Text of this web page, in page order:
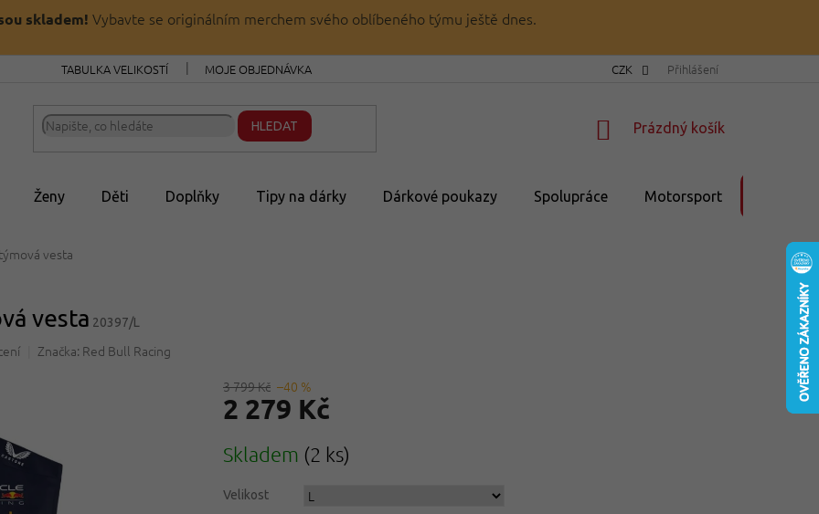
skladem! Vybavte se originálním merchem svého oblíbeného týmu ještě dnes.
TABULKA VELIKOSTÍ MOJE OBJEDNÁVKA CZK Přihlášení
HLEDAT
NÁKUPNÍ
Prázdný košík
Ženy Děti Doplňky Tipy na dárky Dárkové poukazy Spolupráce Motorsport
vesta
vesta 20397/L
Značka: Red Bull Racing
3 799 Kč –40 %
2 279 Kč
cena:
Skladem (2 ks)
Velikost